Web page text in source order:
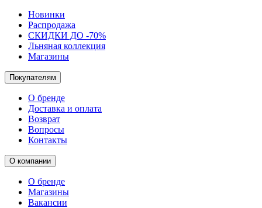
Новинки
Распродажа
СКИДКИ ДО -70%
Льняная коллекция
Магазины
Покупателям
О бренде
Доставка и оплата
Возврат
Вопросы
Контакты
О компании
О бренде
Магазины
Вакансии